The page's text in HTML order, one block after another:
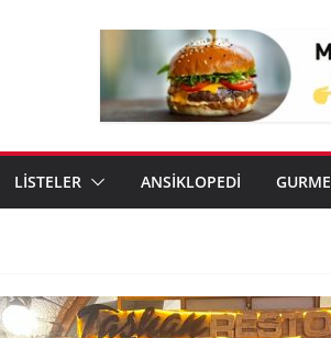
LİSTELER ANSİKLOPEDİ GURME